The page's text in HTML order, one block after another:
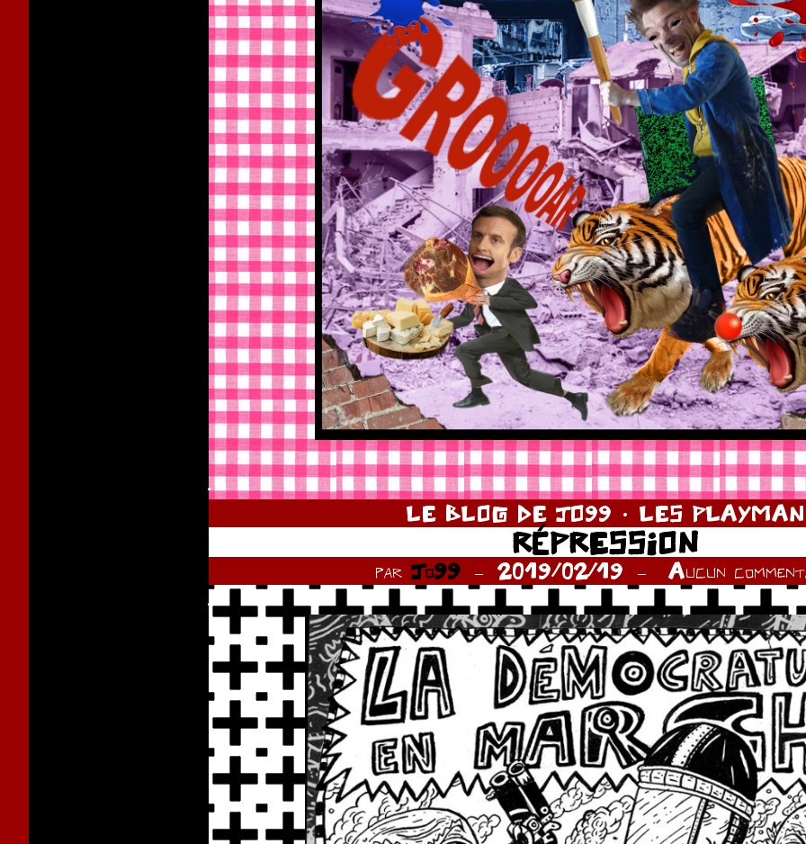
.
LE BLOG DE JO99 LES PLAYMAN
RÉPRESSION
par Jo99 2019/02/19 Aucun
.